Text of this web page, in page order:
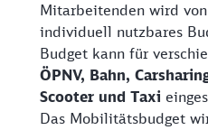
Mitarbeitenden wird
individuell nutzbares
Budget kann für
ÖPNV, Bahn,
Scooter und Taxi
Das Mobilitätsbudget